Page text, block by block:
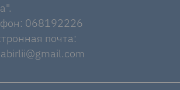
068192226
почта: